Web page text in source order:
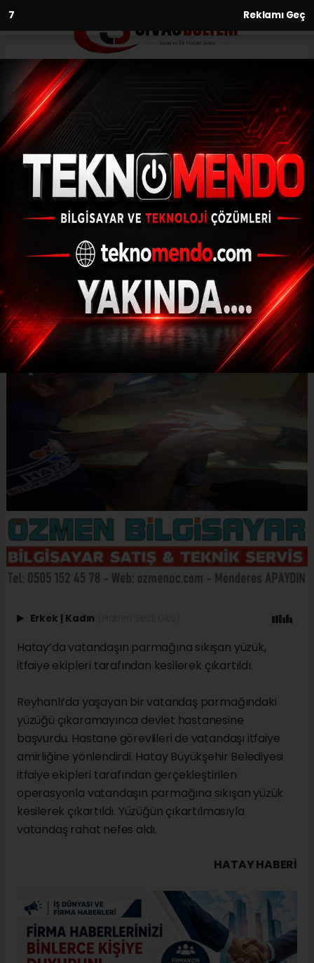
6 Reklamı Geç
Anasayfa Asayiş
Parmağına yüzük sıkışan
vatandaşın imdadına itfaiye
yetişti
ASAYIŞ
(İHA) - İhlas Haber Ajansı | 31.05.2024 - 13:37, Güncelleme: 31.05.2024
- 13:25
Parmağına yüzük sıkışan vatandaşın
imdadına itfaiye yetişti
ABONE OL
Erkek | Kadın
Hatay’da vatandaşın parmağına sıkışan yüzük,
itfaiye ekipleri tarafından kesilerek çıkartıldı.
Reyhanlı’da yaşayan bir vatandaş parmağındaki
yüzüğü çıkaramayınca devlet hastanesine
başvurdu. Hastane görevlileri de vatandaşı itfaiye
amirliğine yönlendirdi. Hatay Büyükşehir Belediyesi
itfaiye ekipleri tarafından gerçekleştirilen
operasyonla vatandaşın parmağına sıkışan yüzük
kesilerek çıkartıldı. Yüzüğün çıkartılmasıyla
vatandaş rahat nefes aldı.
HATAY HABERİ